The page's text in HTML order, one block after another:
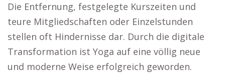
Die Entfernung, festgelegte Kurszeiten und
teure Mitgliedschaften oder Einzelstunden
stellen oft Hindernisse dar. Durch die digitale
Transformation ist Yoga auf eine völlig neue
und moderne Weise erfolgreich geworden.